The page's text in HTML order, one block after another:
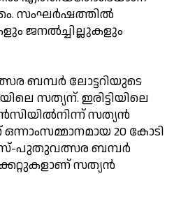
സംഘര്‍ഷത്തില്‍
ജനല്‍ച്ചില്ലുകളും
ബമ്പര്‍ ലോട്ടറിയുടെ
സത്യന്. ഇരിട്ടിയിലെ
സത്യന്‍
ഒന്നാംസമ്മാനമായ 20 കോടി
പുതുവത്സര ബമ്പര്‍
സത്യന്‍